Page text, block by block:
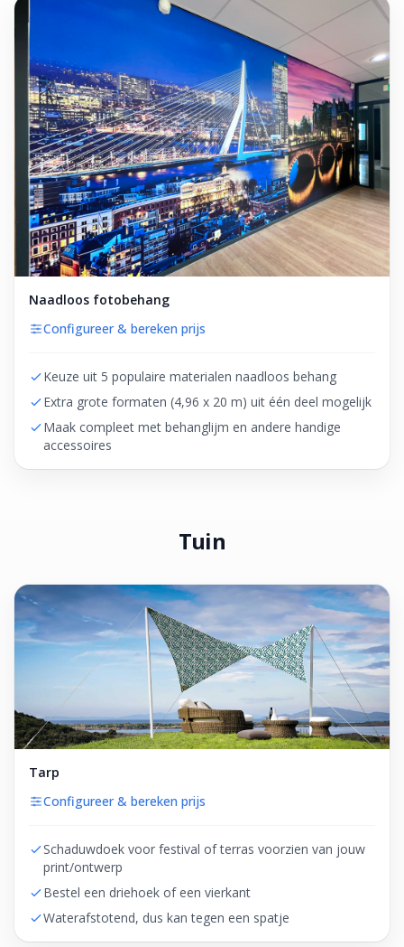
Naadloos fotobehang
Configureer & bereken prijs
Keuze uit 5 populaire materialen naadloos behang
Extra grote formaten (4,96 x 20 m) uit één deel mogelijk
Maak compleet met behanglijm en andere handige
accessoires
Tuin
Tarp
Configureer & bereken prijs
Schaduwdoek voor festival of terras voorzien van jouw
print/ontwerp
Bestel een driehoek of een vierkant
Waterafstotend, dus kan tegen een spatje